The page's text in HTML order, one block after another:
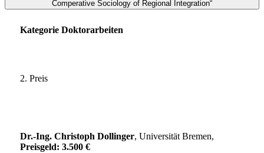
Comperative Sociology of Regional Integration“
Kategorie Doktorarbeiten
2. Preis
Dr.-Ing. Christoph Dollinger, Universität Bremen,
Preisgeld: 3.500 €